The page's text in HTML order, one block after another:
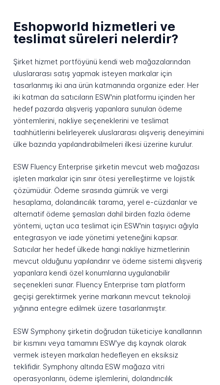
Eshopworld hizmetleri ve
teslimat süreleri nelerdir?
Şirket hizmet portföyünü kendi web mağazalarından
uluslararası satış yapmak isteyen markalar için
tasarlanmış iki ana ürün katmanında organize eder. Her
iki katman da satıcıların ESW'nin platformu içinden her
hedef pazarda alışveriş yapanlara sunulan ödeme
yöntemlerini, nakliye seçeneklerini ve teslimat
taahhütlerini belirleyerek uluslararası alışveriş deneyimini
ülke bazında yapılandırabilmeleri ilkesi üzerine kurulur.
ESW Fluency Enterprise şirketin mevcut web mağazası
işleten markalar için sınır ötesi yerelleştirme ve lojistik
çözümüdür. Ödeme sırasında gümrük ve vergi
hesaplama, dolandırıcılık tarama, yerel e-cüzdanlar ve
alternatif ödeme şemasları dahil birden fazla ödeme
yöntemi, uçtan uca teslimat için ESW'nin taşıyıcı ağıyla
entegrasyon ve iade yönetimi yeteneğini kapsar.
Satıcılar her hedef ülkede hangi nakliye hizmetlerinin
mevcut olduğunu yapılandırır ve ödeme sistemi alışveriş
yapanlara kendi özel konumlarına uygulanabilir
seçenekleri sunar. Fluency Enterprise tam platform
geçişi gerektirmek yerine markanın mevcut teknoloji
yığınına entegre edilmek üzere tasarlanmıştır.
ESW Symphony şirketin doğrudan tüketiciye kanallarının
bir kısmını veya tamamını ESW'ye dış kaynak olarak
vermek isteyen markaları hedefleyen en eksiksiz
teklifidir. Symphony altında ESW mağaza vitri
operasyonlarını, ödeme işlemlerini, dolandırıcılık